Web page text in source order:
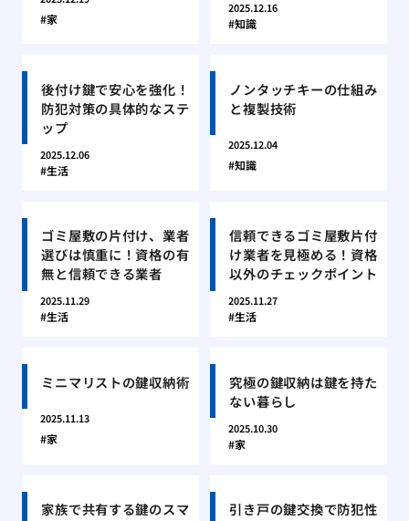
家
2025.12.16
知識
後付け鍵で安心を強化！
防犯対策の具体的なステ
ップ
2025.12.06
生活
ノンタッチキーの仕組み
と複製技術
2025.12.04
知識
ゴミ屋敷の片付け、業者
選びは慎重に！資格の有
無と信頼できる業者
2025.11.29
生活
信頼できるゴミ屋敷片付
け業者を見極める！資格
以外のチェックポイント
2025.11.27
生活
ミニマリストの鍵収納術
2025.11.13
家
究極の鍵収納は鍵を持た
ない暮らし
2025.10.30
家
家族で共有する鍵のスマ
引き戸の鍵交換で防犯性